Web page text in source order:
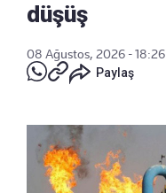
düşüş
08 Ağustos, 2026 - 18:26
Paylaş